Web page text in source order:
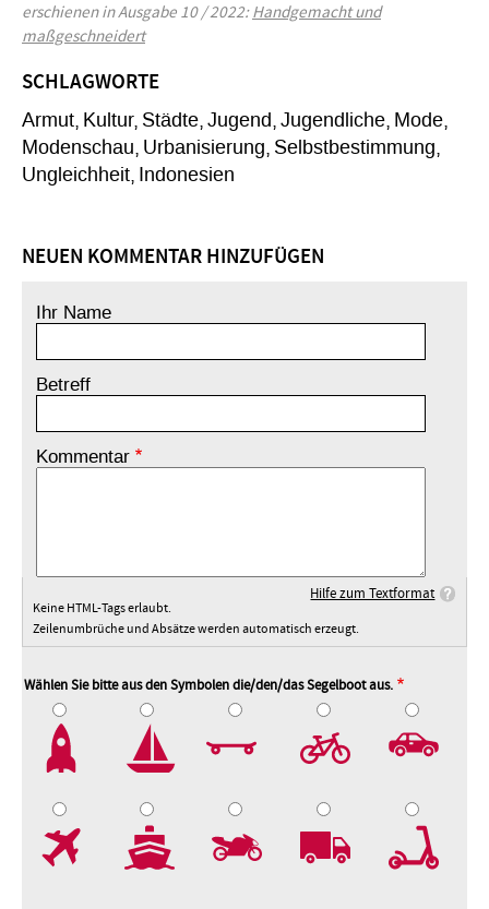
erschienen in Ausgabe 10 / 2022:Handgemacht und
maßgeschneidert
SCHLAGWORTE
Armut Kultur Städte Jugend Jugendliche Mode
Modenschau Urbanisierung Selbstbestimmung
Ungleichheit Indonesien
NEUEN KOMMENTAR HINZUFÜGEN
Ihr Name
Betreff
Kommentar
Hilfe zum Textformat
Keine HTML-Tags erlaubt.
Zeilenumbrüche und Absätze werden automatisch erzeugt.
Wählen Sie bitte aus den Symbolen die/den/das Segelboot aus.